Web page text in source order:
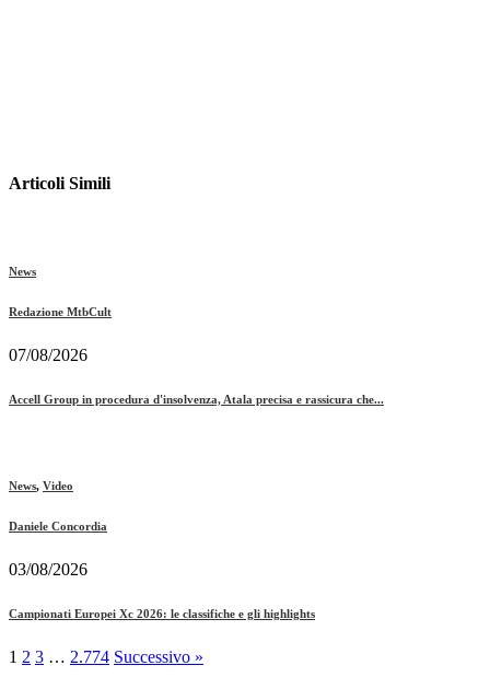
Articoli Simili
News
Redazione MtbCult
07/08/2026
Accell Group in procedura d'insolvenza, Atala precisa e rassicura che...
News, Video
Daniele Concordia
03/08/2026
Campionati Europei Xc 2026: le classifiche e gli highlights
1 2 3 … 2.774 Successivo »